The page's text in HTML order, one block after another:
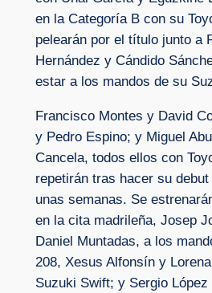
en la Categoría B con su
pelearán por el título junto a
Hernández y Cándido
estar a los mandos de su
Francisco Montes y David
y Pedro Espino; y Miguel
Cancela, todos ellos con
repetirán tras hacer su
unas semanas. Se
en la cita madrileña, Josep
Daniel Muntadas, a los
208, Xesus Alfonsín y
Suzuki Swift; y Sergio